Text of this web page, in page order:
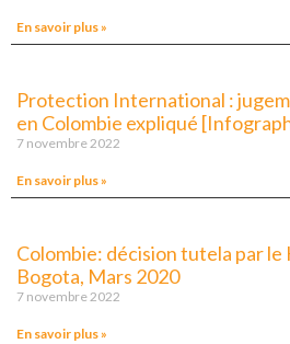
En savoir plus »
Protection International :
en Colombie expliqué
7 novembre 2022
En savoir plus »
Colombie: décision tutela par le
Bogota, Mars 2020
7 novembre 2022
En savoir plus »